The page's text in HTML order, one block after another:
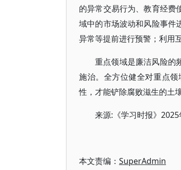
的异常交易行为、教育经费
域中的市场波动和风险事件
异常等提前进行预警；利用
重点领域是廉洁风险的
施治。全方位健全对重点
性，才能铲除腐败滋生的土
来源:《学习时报》
本文责编： SuperAdmin